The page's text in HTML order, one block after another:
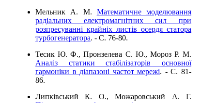
Мельник А. М. Математичне моделювання
радіальних електромагнітних сил при
розпресуванні крайніх листів осердя статора
турбогенератора. - C. 76-80.
Тесик Ю. Ф., Пронзелева С. Ю., Мороз Р. М.
Аналіз статики стабілізаторів основної
гармоніки в діапазоні частот мережі. - C. 81-
86.
Липківський К. О., Можаровський А. Г.